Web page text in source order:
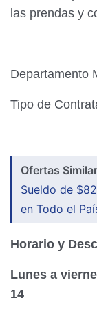
las prendas y
Departamento
Tipo de
Ofertas
Sueldo de
en Todo el
Horario y
Lunes a
14